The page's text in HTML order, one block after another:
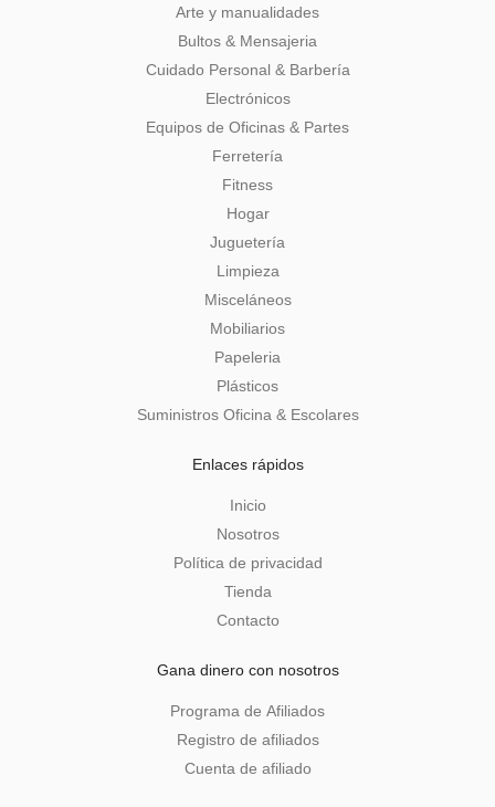
Arte y manualidades
Bultos & Mensajeria
Cuidado Personal & Barbería
Electrónicos
Equipos de Oficinas & Partes
Ferretería
Fitness
Hogar
Juguetería
Limpieza
Misceláneos
Mobiliarios
Papeleria
Plásticos
Suministros Oficina & Escolares
Enlaces rápidos
Inicio
Nosotros
Política de privacidad
Tienda
Contacto
Gana dinero con nosotros
Programa de Afiliados
Registro de afiliados
Cuenta de afiliado